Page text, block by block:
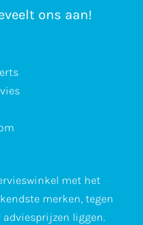
ons aan!
met het
merken, tegen
liggen.